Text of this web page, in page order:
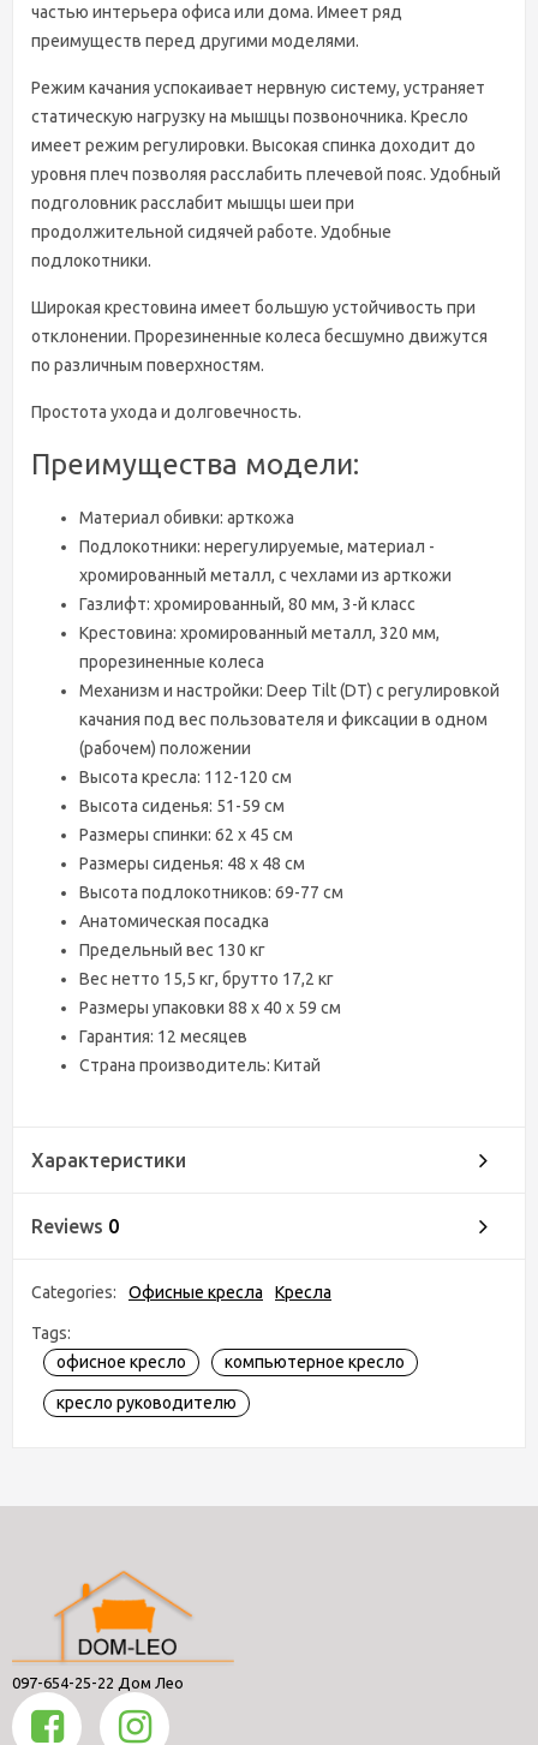
частью интерьера офиса или дома. Имеет ряд
преимуществ перед другими моделями.
Режим качания успокаивает нервную систему, устраняет
статическую нагрузку на мышцы позвоночника. Кресло
имеет режим регулировки. Высокая спинка доходит до
уровня плеч позволяя расслабить плечевой пояс. Удобный
подголовник расслабит мышцы шеи при
продолжительной сидячей работе. Удобные
подлокотники.
Широкая крестовина имеет большую устойчивость при
отклонении. Прорезиненные колеса бесшумно движутся
по различным поверхностям.
Простота ухода и долговечность.
Преимущества модели:
Материал обивки: арткожа
Подлокотники: нерегулируемые, материал -
хромированный металл, с чехлами из арткожи
Газлифт: хромированный, 80 мм, 3-й класс
Крестовина: хромированный металл, 320 мм,
прорезиненные колеса
Механизм и настройки: Deep Tilt (DT) с регулировкой
качания под вес пользователя и фиксации в одном
(рабочем) положении
Высота кресла: 112-120 см
Высота сиденья: 51-59 см
Размеры спинки: 62 х 45 см
Размеры сиденья: 48 х 48 см
Высота подлокотников: 69-77 см
Анатомическая посадка
Предельный вес 130 кг
Вес нетто 15,5 кг, брутто 17,2 кг
Размеры упаковки 88 х 40 х 59 см
Гарантия: 12 месяцев
Страна производитель: Китай
Характеристики
Reviews 0
Categories: Офисные кресла Кресла
Tags:
офисное кресло
компьютерное кресло
кресло руководителю
097-654-25-22 Дом Лео